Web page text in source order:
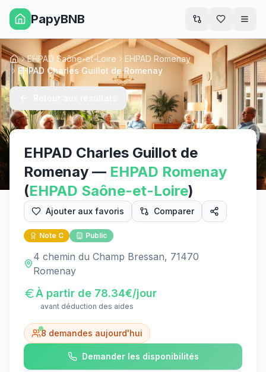
PapyBNB
AccueilEHPAD Saône-et-Loire
EHPAD Romenay
EHPAD Charles Guillot de Romenay
EHPAD Charles Guillot de
Romenay — EHPAD Romenay
(EHPAD Saône-et-Loire)
Ajouter aux favoris Comparer
Note C Public
4 chemin du Champ Bressan, 71470
Romenay
À partir de 78.34€/jour
avant déduction des aides
8 demandes aujourd'hui
Demander les disponibilités